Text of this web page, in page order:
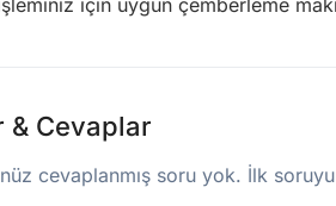
& Cevaplar
cevaplanmış soru yok. İlk